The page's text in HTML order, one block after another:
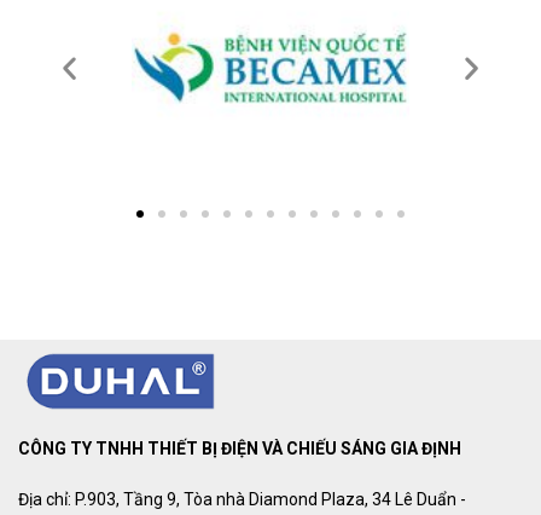
CÔNG TY TNHH THIẾT BỊ ĐIỆN VÀ CHIẾU SÁNG GIA ĐỊNH
Địa chỉ: P.903, Tầng 9, Tòa nhà Diamond Plaza, 34 Lê Duẩn -